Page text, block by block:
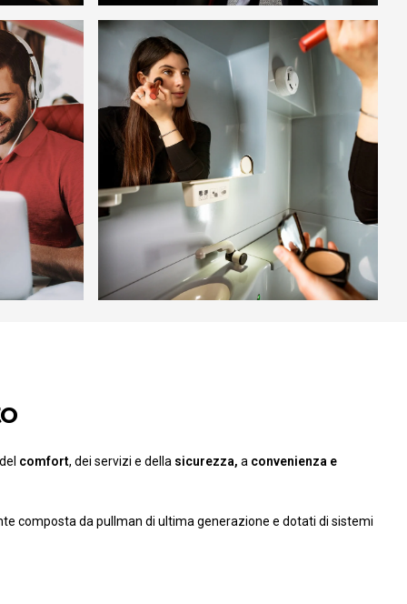
comfort, dei servizi e della sicurezza, a convenienza e
composta da pullman di ultima generazione e dotati di sistemi